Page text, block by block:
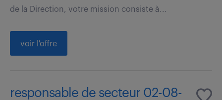
de la Direction, votre mission consiste à...
voir l'offre
responsable de secteur 02-08-